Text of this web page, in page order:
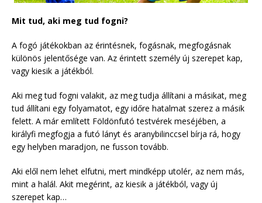
Mit tud, aki meg tud fogni?
A fogó játékokban az érintésnek, fogásnak, megfogásnak
különös jelentősége van. Az érintett személy új szerepet kap,
vagy kiesik a játékból.
Aki meg tud fogni valakit, az meg tudja állítani a másikat, meg
tud állítani egy folyamatot, egy időre hatalmat szerez a másik
felett. A már említett Földönfutó testvérek meséjében, a
királyfi megfogja a futó lányt és aranybilinccsel bírja rá, hogy
egy helyben maradjon, ne fusson tovább.
Aki elől nem lehet elfutni, mert mindképp utolér, az nem más,
mint a halál. Akit megérint, az kiesik a játékból, vagy új
szerepet kap…